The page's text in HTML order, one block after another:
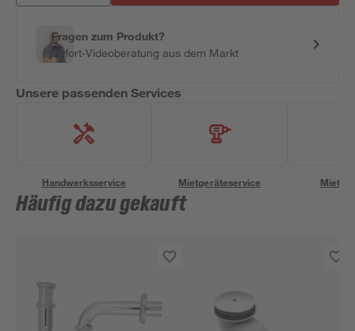
Fragen zum Produkt?
Sofort-Videoberatung aus dem Markt
Unsere passenden Services
Handwerksservice Mietgeräteservice
Häufig dazu gekauft